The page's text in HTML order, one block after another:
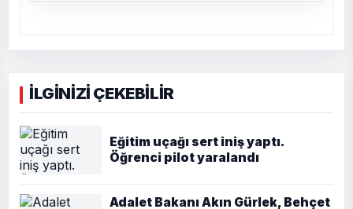
İLGİNİZİ ÇEKEBİLİR
Eğitim uçağı sert iniş yaptı.
Öğrenci pilot yaralandı
Adalet Bakanı Akın Gürlek, Behçet